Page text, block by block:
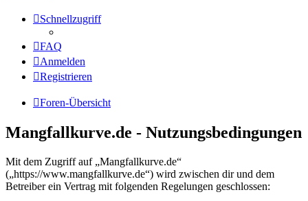
Schnellzugriff
FAQ
Anmelden
Registrieren
Foren-Übersicht
Mangfallkurve.de - Nutzungsbedingungen
Mit dem Zugriff auf „Mangfallkurve.de“
(„https://www.mangfallkurve.de“) wird zwischen dir und dem
Betreiber ein Vertrag mit folgenden Regelungen geschlossen: